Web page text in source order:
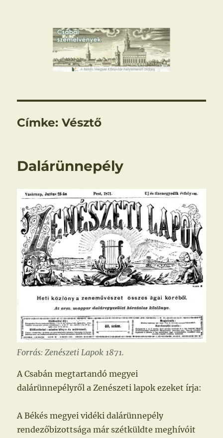
Csabai szemelvények
Címke:Vésztő
Dalárünnepély
Forrás: Zenészeti Lapok 1871.
A Csabán megtartandó megyei
dalárünnepélyről a Zenészeti lapok ezeket írja:
A Békés megyei vidéki dalárünnepély
rendezőbizottsága már szétküldte meghívóit